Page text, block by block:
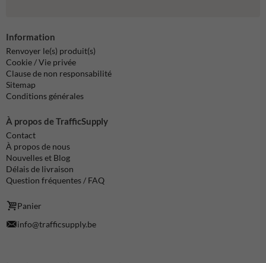
Information
Renvoyer le(s) produit(s)
Cookie / Vie privée
Clause de non responsabilité
Sitemap
Conditions générales
À propos de TrafficSupply
Contact
À propos de nous
Nouvelles et Blog
Délais de livraison
Question fréquentes / FAQ
Panier
info@trafficsupply.be